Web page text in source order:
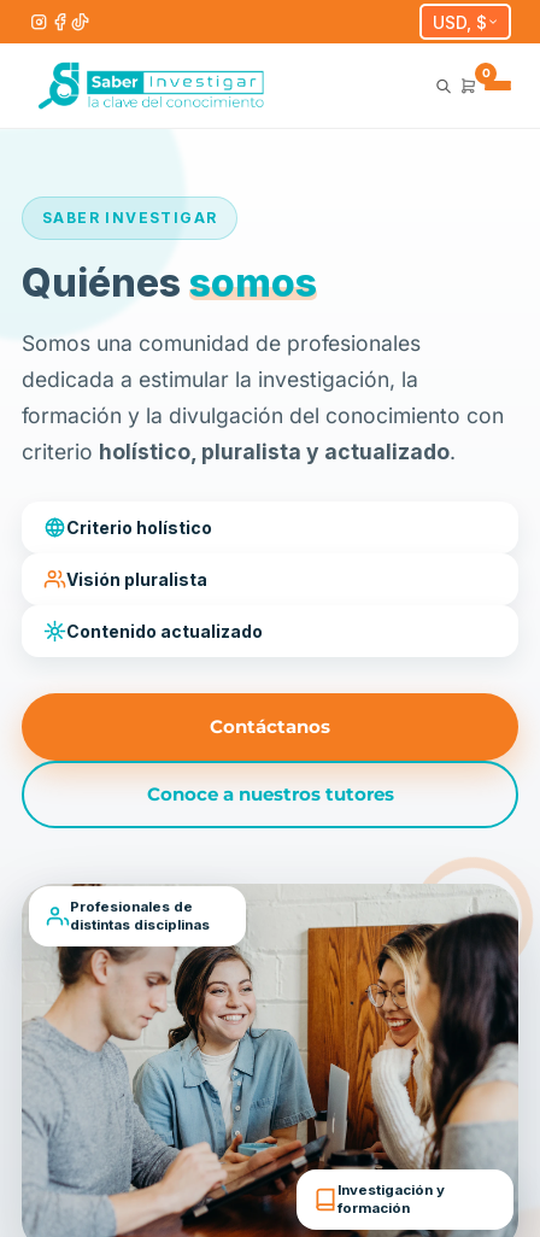
USD, $
0
SABER INVESTIGAR
Quiénes somos
Somos una comunidad de profesionales
dedicada a estimular la investigación, la
formación y la divulgación del conocimiento con
criterio holístico, pluralista y actualizado.
Criterio holístico
Visión pluralista
Contenido actualizado
Contáctanos
Conoce a nuestros tutores
Profesionales de
distintas disciplinas
Investigación y
formación